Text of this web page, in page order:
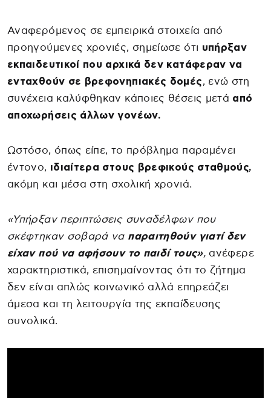
Αναφερόμενος σε εμπειρικά στοιχεία από
προηγούμενες χρονιές, σημείωσε ότι υπήρξαν
εκπαιδευτικοί που αρχικά δεν κατάφεραν να
ενταχθούν σε βρεφονηπιακές δομές, ενώ στη
συνέχεια καλύφθηκαν κάποιες θέσεις μετά από
αποχωρήσεις άλλων γονέων.
Ωστόσο, όπως είπε, το πρόβλημα παραμένει
έντονο, ιδιαίτερα στους βρεφικούς σταθμούς,
ακόμη και μέσα στη σχολική χρονιά.
«Υπήρξαν περιπτώσεις συναδέλφων που
σκέφτηκαν σοβαρά ναπαραιτηθούν γιατί δεν
είχαν πού να αφήσουν το παιδί τους»,ανέφερε
χαρακτηριστικά, επισημαίνοντας ότι το ζήτημα
δεν είναι απλώς κοινωνικό αλλά επηρεάζει
άμεσα και τη λειτουργία της εκπαίδευσης
συνολικά.